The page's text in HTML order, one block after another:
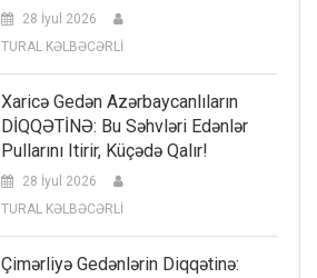
28 İyul 2026
TURAL KƏLBƏCƏRLİ
Xaricə Gedən Azərbaycanlıların
DİQQƏTİNƏ: Bu Səhvləri Edənlər
Pullarını Itirir, Küçədə Qalır!
28 İyul 2026
TURAL KƏLBƏCƏRLİ
Çimərliyə Gedənlərin Diqqətinə: